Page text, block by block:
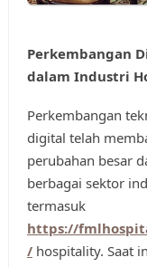
Perkembangan
dalam Industri
Perkembangan
digital telah
perubahan besar
berbagai sektor
termasuk
https://
/hospitality. Saat